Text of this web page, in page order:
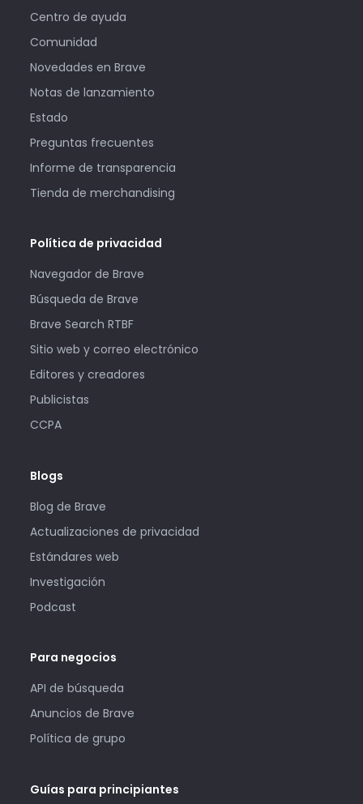
Centro de ayuda
Comunidad
Novedades en Brave
Notas de lanzamiento
Estado
Preguntas frecuentes
Informe de transparencia
Tienda de merchandising
Política de privacidad
Navegador de Brave
Búsqueda de Brave
Brave Search RTBF
Sitio web y correo electrónico
Editores y creadores
Publicistas
CCPA
Blogs
Blog de Brave
Actualizaciones de privacidad
Estándares web
Investigación
Podcast
Para negocios
API de búsqueda
Anuncios de Brave
Política de grupo
Guías para principiantes